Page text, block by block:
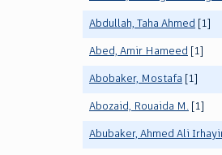
Abdullah, Taha Ahmed [1]
Abed, Amir Hameed [1]
Abobaker, Mostafa [1]
Abozaid, Rouaida M. [1]
Abubaker, Ahmed Ali